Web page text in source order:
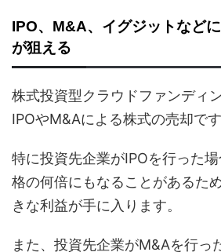
IPO、M&A、イグジットなど
が狙える
株式投資型クラウドファンディ
IPOやM&Aによる株式の売却です
特に投資先企業がIPOを行った
格の何倍にもなることがあるた
きな利益が手に入ります。
また、投資先企業がM&Aを行っ